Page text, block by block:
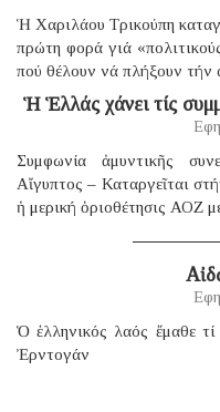
Ἡ Χαριλάου Τρικούπη
πρώτη φορά γιά
πού θέλουν νά πλήξουν
Ἡ Ἑλλάς χάνει τίς
Συμφωνία ἀμυντικῆς
Αἴγυπτος – Καταργεῖται
ἡ μερική ὁριοθέτησις ΑΟΖ
Ὁ ἑλληνικός λαός ἔμαθε
Ἐρντογάν